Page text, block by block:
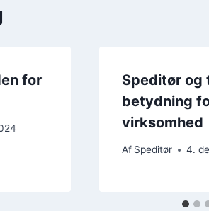
for
Speditør og
betydning
virksomhed
Af Speditør 4.